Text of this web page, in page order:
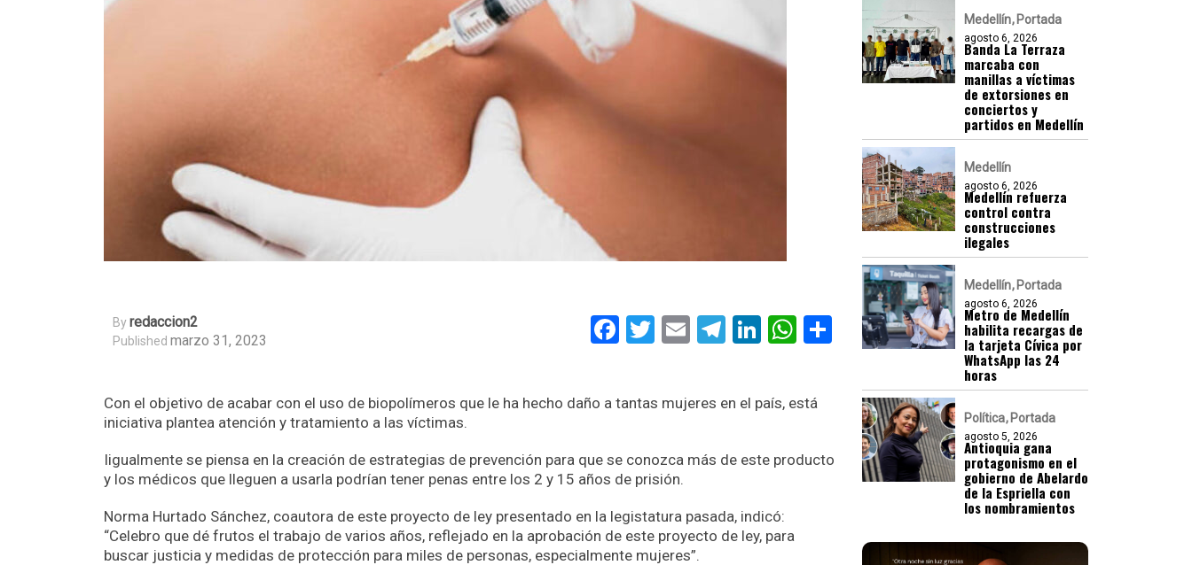
ByRedaccion2
Published marzo 31, 2023 Facebook
Twitter
EmailTelegram
LinkedIn
WhatsApp
Compartir
Con el objetivo de acabar con el uso de biopolímeros que le ha hecho daño a tantas mujeres en el país, está
iniciativa plantea atención y tratamiento a las víctimas.
Iigualmente se piensa en la creación de estrategias de prevención para que se conozca más de este producto
y los médicos que lleguen a usarla podrían tener penas entre los 2 y 15 años de prisión.
Norma Hurtado Sánchez, coautora de este proyecto de ley presentado en la legistatura pasada, indicó:
“Celebro que dé frutos el trabajo de varios años, reflejado en la aprobación de este proyecto de ley, para
buscar justicia y medidas de protección para miles de personas, especialmente mujeres”.
Medellín Portada
agosto 6, 2026
Banda La Terraza
marcaba con
manillas a víctimas
de extorsiones en
conciertos y
partidos en Medellín
Medellín
agosto 6, 2026
Medellín refuerza
control contra
construcciones
ilegales
Medellín Portada
agosto 6, 2026
Metro de Medellín
habilita recargas de
la tarjeta Cívica por
WhatsApp las 24
horas
Política Portada
agosto 5, 2026
Antioquia gana
protagonismo en el
gobierno de Abelardo
de la Espriella con
los nombramientos